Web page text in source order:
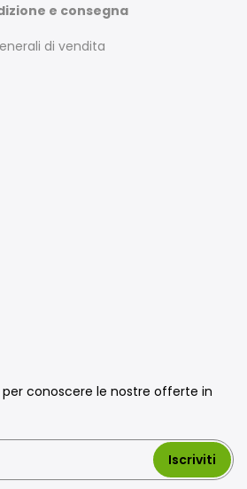
e consegna
di vendita
conoscere le nostre offerte in
Iscriviti